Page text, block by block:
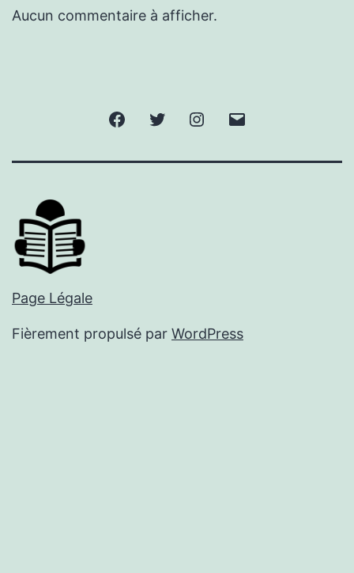
Aucun commentaire à afficher.
FacebookTwitter Instagram
Page Légale
Fièrement propulsé par WordPress